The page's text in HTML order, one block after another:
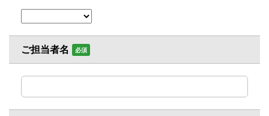
ご担当者名 必須